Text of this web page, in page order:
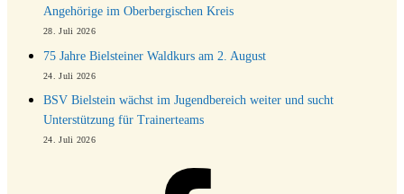
Angehörige im Oberbergischen Kreis
28. Juli 2026
75 Jahre Bielsteiner Waldkurs am 2. August
24. Juli 2026
BSV Bielstein wächst im Jugendbereich weiter und sucht
Unterstützung für Trainerteams
24. Juli 2026